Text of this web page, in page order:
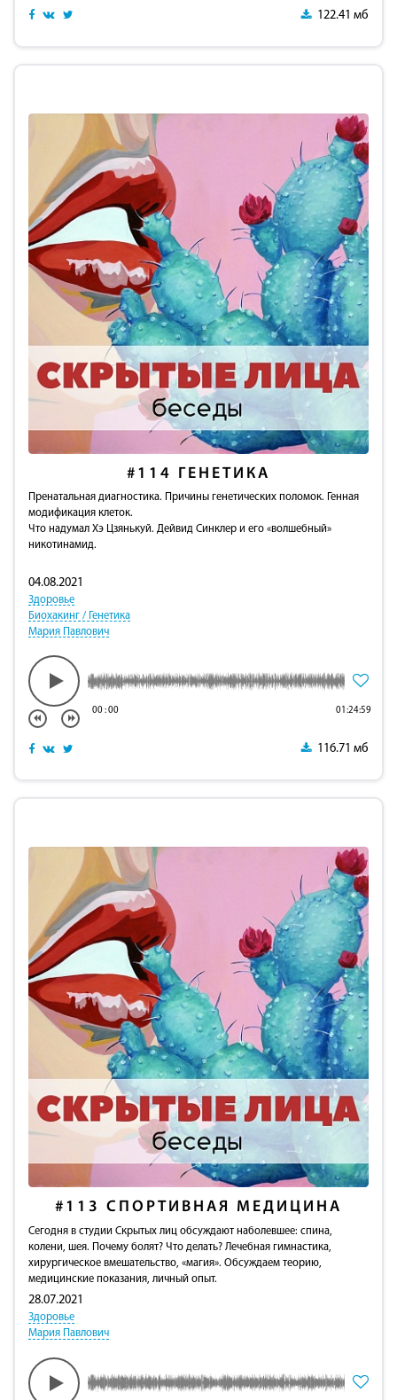
122.41 мб
#114 ГЕНЕТИКА
Пренатальная диагностика. Причины генетических поломок. Генная
модификация клеток.
Что надумал Хэ Цзянькуй. Дейвид Синклер и его «волшебный»
никотинамид.
04.08.2021
Здоровье
Биохакинг / Генетика
Мария Павлович
00:00 01:24:59
116.71 мб
#113 СПОРТИВНАЯ МЕДИЦИНА
Сегодня в студии Скрытых лиц обсуждают наболевшее: cпина,
колени, шея. Почему болят? Что делать? Лечебная гимнастика,
хирургическое вмешательство, «магия». Обсуждаем теорию,
медицинские показания, личный опыт.
28.07.2021
Здоровье
Мария Павлович